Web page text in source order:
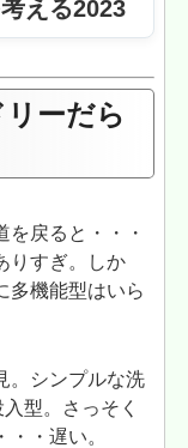
える2023
ーだら
を戻ると・・・
りすぎ。しか
多機能型はいら
。シンプルな洗
型。さっそく
・遅い。